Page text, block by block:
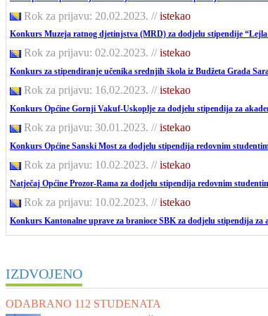
Rok za prijavu: 20.02.2023. //istekao
Konkurs Muzeja ratnog djetinjstva (MRD) za dodjelu stipendije
Rok za prijavu: 02.02.2023. //istekao
Konkurs za stipendiranje učenika srednjih škola iz Budžeta Grada
Rok za prijavu: 16.02.2023. //istekao
Konkurs Općine Gornji Vakuf-Uskoplje za dodjelu stipendija za
Rok za prijavu: 30.01.2023. //istekao
Konkurs Općine Sanski Most za dodjelu stipendija redovnim
Rok za prijavu: 10.02.2023. //istekao
Natječaj Općine Prozor-Rama za dodjelu stipendija redovnim
Rok za prijavu: 10.02.2023. //istekao
Konkurs Kantonalne uprave za branioce SBK za dodjelu stipendija za
IZDVOJENO
ODABRANO 112 STUDENATA